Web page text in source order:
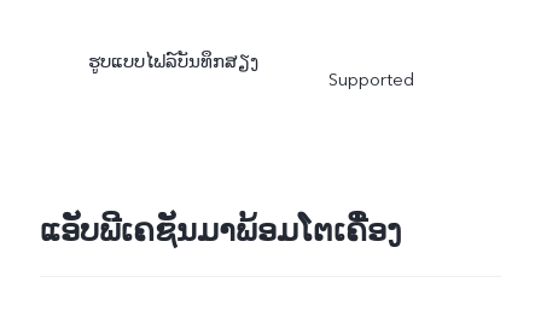
ຮູບແບບໄຟລ໌ບັນທຶກສຽງ
Supported
ແອັບພີເຄຊັນມາພ້ອມໂຕເຄື່ອງ